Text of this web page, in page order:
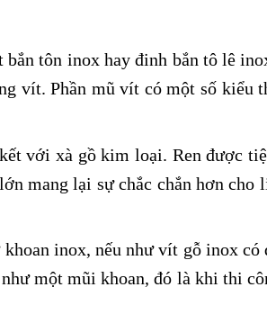
tôn inox hay đinh bắn tô lê
vít. Phần mũ vít có một số kiểu
với xà gồ kim loại. Ren được
mang lại sự chắc chắn hơn
inox, nếu như vít gỗ inox
một mũi khoan, đó là khi thi